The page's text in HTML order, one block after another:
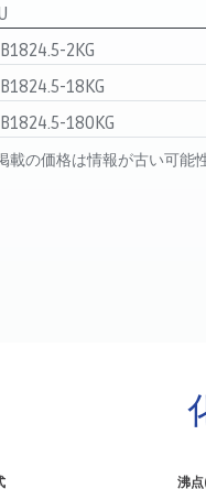
2KG
18KG
180KG
載の価格は情報が古い可能
沸